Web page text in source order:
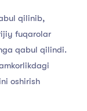
qilinib,
fuqarolar
qabul qilindi.
oshirish